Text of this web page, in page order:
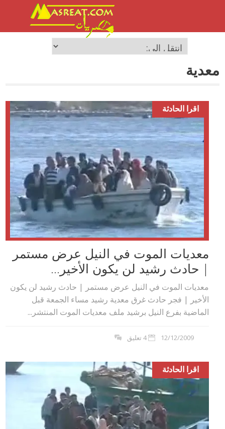
معدية
اقرا الحادثة
معديات الموت في النيل عرض مستمر
| حادث رشيد لن يكون الأخير...
معديات الموت في النيل عرض مستمر | حادث رشيد لن يكون
الأخير | فجر حادث غرق معدية رشيد مساء الجمعة قبل
الماضية بفرع النيل برشيد ملف معديات الموت المنتشر...
12/12/2009 4 تعليق
اقرا الحادثة